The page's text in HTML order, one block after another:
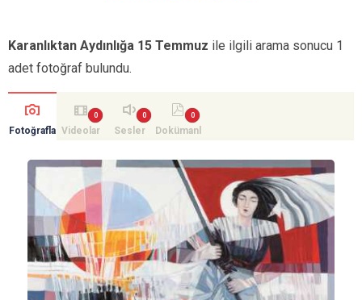
Karanlıktan Aydınlığa 15 Temmuz ile ilgili arama sonucu 1
adet fotoğraf bulundu.
Fotoğrafla Videolar Sesler
Dokümanl